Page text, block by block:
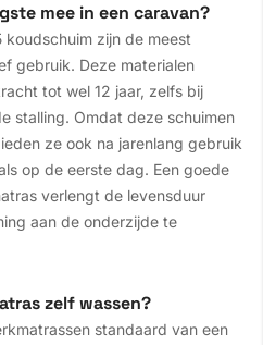
mee in een caravan?
koudschuim zijn de meest
gebruik. Deze materialen
tot wel 12 jaar, zelfs bij
stalling. Omdat deze schuimen
ze ook na jarenlang gebruik
op de eerste dag. Een goede
verlengt de levensduur
aan de onderzijde te
zelf wassen?
standaard van een